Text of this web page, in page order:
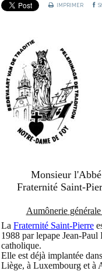
IMPRIMER
Monsieur l'Abbé
Fraternité Saint-
Aumônerie
La Fraternité Saint-Pierre
1988 par lepape Jean-
catholique.
Elle est déjà implantée
Liège, à Luxembourg et à